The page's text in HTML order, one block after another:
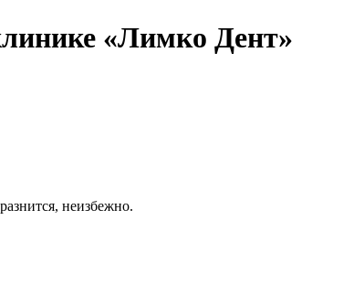
«Лимко Дент»
неизбежно.